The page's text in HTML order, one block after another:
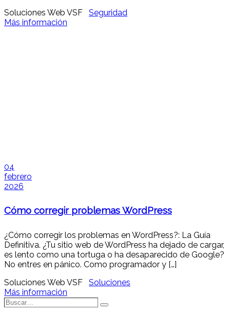
Soluciones Web VSF
Seguridad
Más información
04
febrero
2026
Cómo corregir problemas WordPress
¿Cómo corregir los problemas en WordPress?: La Guía
Definitiva. ¿Tu sitio web de WordPress ha dejado de cargar,
es lento como una tortuga o ha desaparecido de Google?
No entres en pánico. Como programador y […]
Soluciones Web VSF
Soluciones
Más información
Buscar…
Buscar